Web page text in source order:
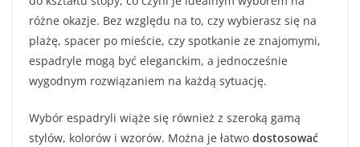
różne okazje. Bez względu na to, czy wybierasz się na
plażę, spacer po mieście, czy spotkanie ze znajomymi,
espadryle mogą być eleganckim, a jednocześnie
wygodnym rozwiązaniem na każdą sytuację.
Wybór espadryli wiąże się również z szeroką gamą
stylów, kolorów i wzorów. Można je łatwo dostosować